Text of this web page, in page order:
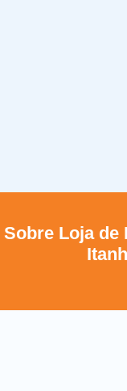
Sobre Loja de